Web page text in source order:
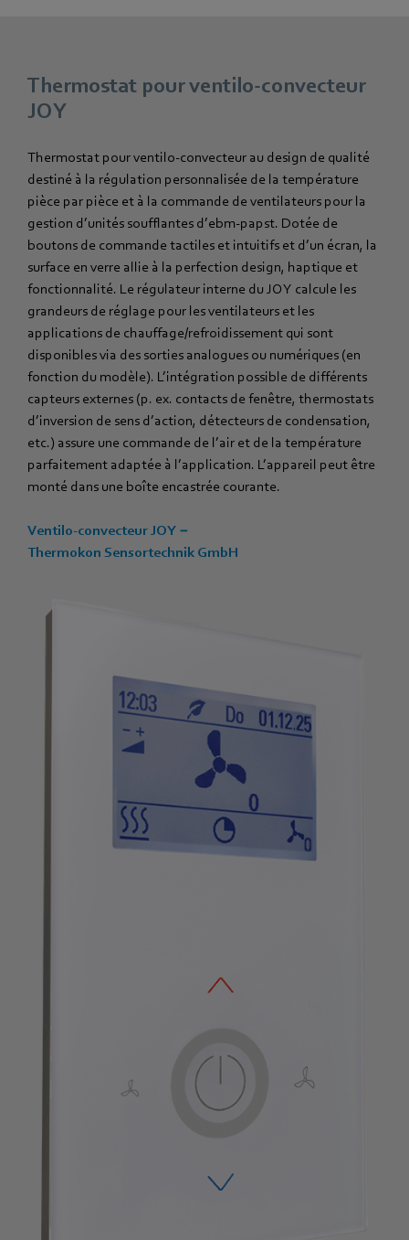
Thermostat pour ventilo-convecteur
JOY
Thermostat pour ventilo-convecteur au design de qualité
destiné à la régulation personnalisée de la température
pièce par pièce et à la commande de ventilateurs pour la
gestion d’unités soufflantes d’ebm-papst. Dotée de
boutons de commande tactiles et intuitifs et d’un écran, la
surface en verre allie à la perfection design, haptique et
fonctionnalité. Le régulateur interne du JOY calcule les
grandeurs de réglage pour les ventilateurs et les
applications de chauffage/refroidissement qui sont
disponibles via des sorties analogues ou numériques (en
fonction du modèle). L’intégration possible de différents
capteurs externes (p. ex. contacts de fenêtre, thermostats
d’inversion de sens d’action, détecteurs de condensation,
etc.) assure une commande de l’air et de la température
parfaitement adaptée à l’application. L’appareil peut être
monté dans une boîte encastrée courante.
Ventilo-convecteur JOY −
Thermokon Sensortechnik GmbH